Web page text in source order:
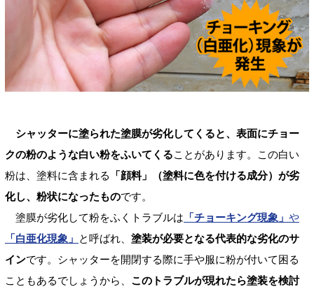
シャッターに塗られた塗膜が劣化してくると、表面にチョー
クの粉のような白い粉をふいてくることがあります。この白い
粉は、塗料に含まれる
「顔料」（塗料に色を付ける成分）が劣
化し、粉状になったものです。
塗膜が劣化して粉をふくトラブルは 「チョーキング現象」 や
「白亜化現象」 と呼ばれ、 塗装が必要となる代表的な劣化のサ
インです。シャッターを開閉する際に手や服に粉が付いて困る
こともあるでしょうから、 このトラブルが現れたら塗装を検討